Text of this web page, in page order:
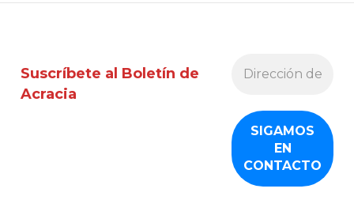
Suscríbete al Boletín de
Acracia